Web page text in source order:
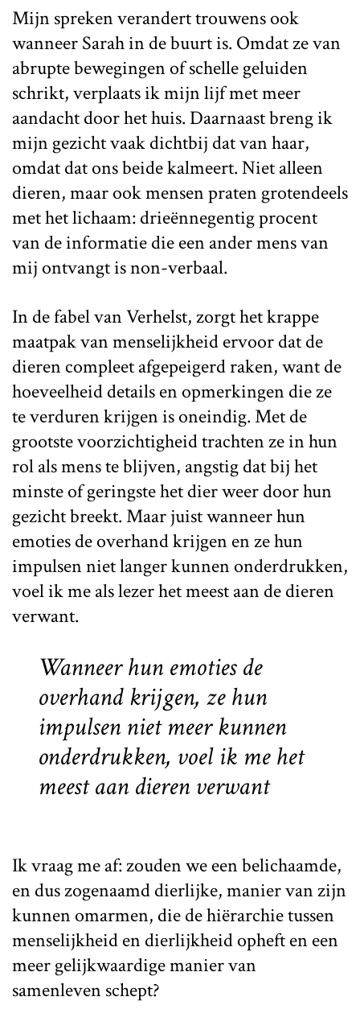
Mijn spreken verandert trouwens ook
wanneer Sarah in de buurt is. Omdat ze van
abrupte bewegingen of schelle geluiden
schrikt, verplaats ik mijn lijf met meer
aandacht door het huis. Daarnaast breng ik
mijn gezicht vaak dichtbij dat van haar,
omdat dat ons beide kalmeert. Niet alleen
dieren, maar ook mensen praten grotendeels
met het lichaam: drieënnegentig procent
van de informatie die een ander mens van
mij ontvangt is non-verbaal.
In de fabel van Verhelst, zorgt het krappe
maatpak van menselijkheid ervoor dat de
dieren compleet afgepeigerd raken, want de
hoeveelheid details en opmerkingen die ze
te verduren krijgen is oneindig. Met de
grootste voorzichtigheid trachten ze in hun
rol als mens te blijven, angstig dat bij het
minste of geringste het dier weer door hun
gezicht breekt. Maar juist wanneer hun
emoties de overhand krijgen en ze hun
impulsen niet langer kunnen onderdrukken,
voel ik me als lezer het meest aan de dieren
verwant.
Wanneer hun emoties de
overhand krijgen, ze hun
impulsen niet meer kunnen
onderdrukken, voel ik me het
meest aan dieren verwant
Ik vraag me af: zouden we een belichaamde,
en dus zogenaamd dierlijke, manier van zijn
kunnen omarmen, die de hiërarchie tussen
menselijkheid en dierlijkheid opheft en een
meer gelijkwaardige manier van
samenleven schept?